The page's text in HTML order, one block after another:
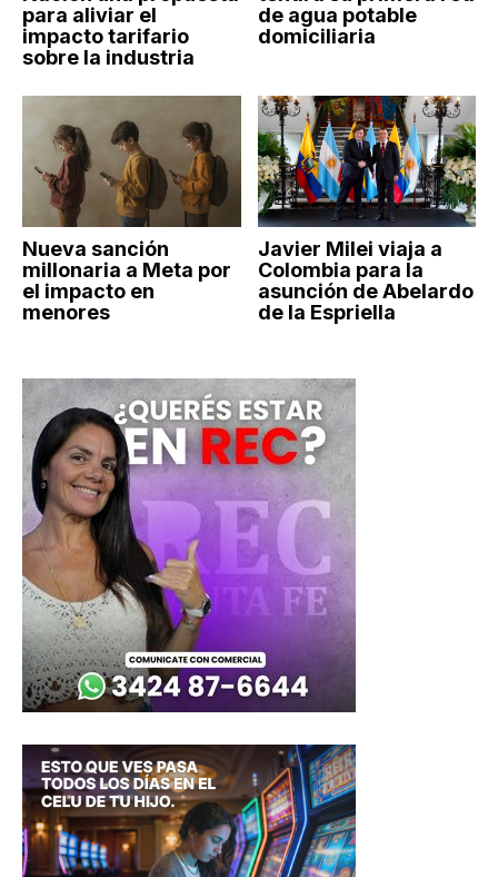
para aliviar el
impacto tarifario
sobre la industria
de agua potable
domiciliaria
Nueva sanción
millonaria a Meta por
el impacto en
menores
Javier Milei viaja a
Colombia para la
asunción de Abelardo
de la Espriella